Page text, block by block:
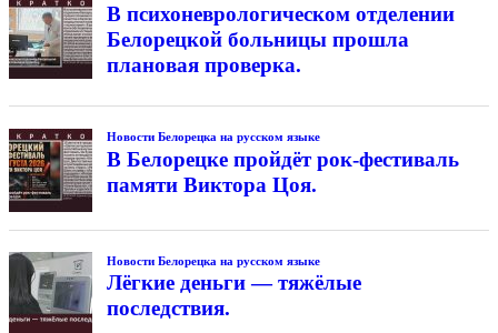
В психоневрологическом отделении
Белорецкой больницы прошла
плановая проверка.
Новости Белорецка на русском языке
В Белорецке пройдёт рок-фестиваль
памяти Виктора Цоя.
Новости Белорецка на русском языке
Лёгкие деньги — тяжёлые
последствия.